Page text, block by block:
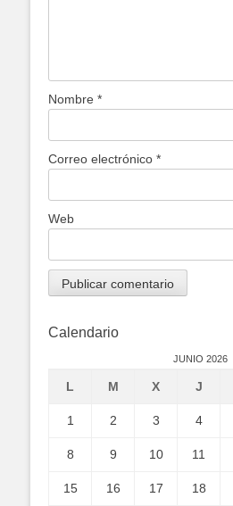
Nombre *
Correo electrónico *
Web
Calendario
JUNIO 2026
L M X J
1 2 3 4
8 9 10 11
15 16 17 18